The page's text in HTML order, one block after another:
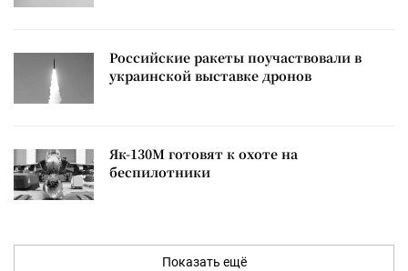
Российские ракеты поучаствовали в
украинской выставке дронов
Як-130М готовят к охоте на
беспилотники
Показать ещё